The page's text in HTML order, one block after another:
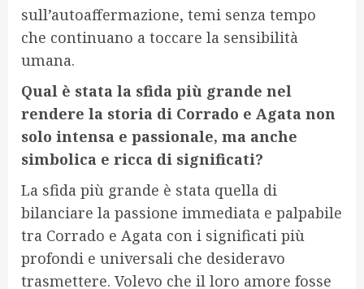
sull’autoaffermazione, temi senza tempo
che continuano a toccare la sensibilità
umana.
Qual è stata la sfida più grande nel
rendere la storia di Corrado e Agata non
solo intensa e passionale, ma anche
simbolica e ricca di significati?
La sfida più grande è stata quella di
bilanciare la passione immediata e palpabile
tra Corrado e Agata con i significati più
profondi e universali che desideravo
trasmettere. Volevo che il loro amore fosse